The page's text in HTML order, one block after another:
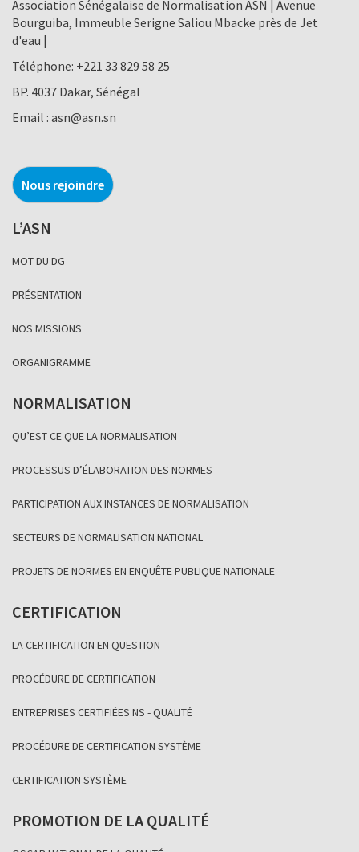
Association Sénégalaise de Normalisation ASN | Avenue
Bourguiba, Immeuble Serigne Saliou Mbacke près de Jet
d'eau |
Téléphone: +221 33 829 58 25
BP. 4037 Dakar, Sénégal
Email : asn@asn.sn
Nous rejoindre
L’ASN
MOT DU DG
PRÉSENTATION
NOS MISSIONS
ORGANIGRAMME
NORMALISATION
QU’EST CE QUE LA NORMALISATION
PROCESSUS D’ÉLABORATION DES NORMES
PARTICIPATION AUX INSTANCES DE NORMALISATION
SECTEURS DE NORMALISATION NATIONAL
PROJETS DE NORMES EN ENQUÊTE PUBLIQUE NATIONALE
CERTIFICATION
LA CERTIFICATION EN QUESTION
PROCÉDURE DE CERTIFICATION
ENTREPRISES CERTIFIÉES NS - QUALITÉ
PROCÉDURE DE CERTIFICATION SYSTÈME
CERTIFICATION SYSTÈME
PROMOTION DE LA QUALITÉ